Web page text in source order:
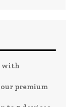
with
premium